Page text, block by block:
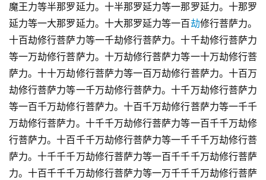
魔王力等半那罗延力。十半那罗延力等一那罗延力。十那罗
延力等一大那罗延力。十大那罗延力等一百劫修行菩萨力。
十百劫修行菩萨力等一千劫修行菩萨力。十千劫修行菩萨力
等一万劫修行菩萨力。十万劫修行菩萨力等一十万劫修行菩
萨力。十十万劫修行菩萨力等一百万劫修行菩萨力。十百万
劫修行菩萨力等一千万劫修行菩萨力。十千万劫修行菩萨力
等一百千万劫修行菩萨力。十百千万劫修行菩萨力等一千千
万劫修行菩萨力。十千千万劫修行菩萨力等一百千千万劫修
行菩萨力。十百千千万劫修行菩萨力等一千千千万劫修行菩
萨力。十千千千万劫修行菩萨力等一百千千千万劫修行菩萨
力。十百千千千万劫修行菩萨力等一万千千千万劫修行菩萨